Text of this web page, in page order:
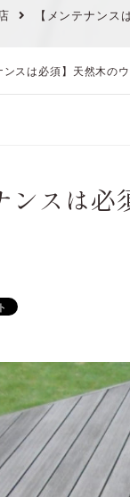
【メンテナン
ンスは必須】天然木の
ンスは